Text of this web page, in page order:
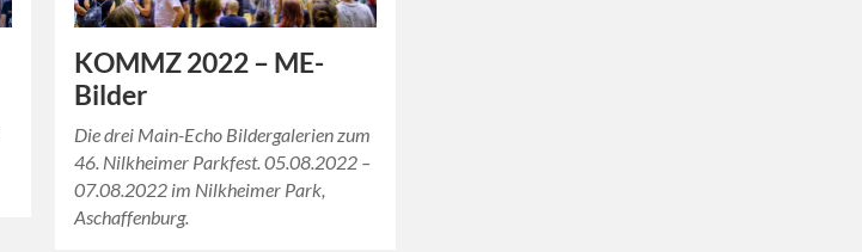
KOMMZ 2022 – ME-
Bilder
Die drei Main-Echo Bildergalerien zum
46. Nilkheimer Parkfest. 05.08.2022 –
07.08.2022 im Nilkheimer Park,
Aschaffenburg.